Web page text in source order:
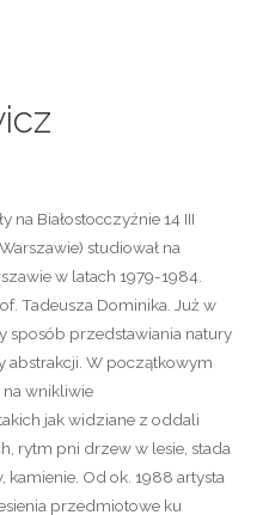
na Białostocczyźnie 14 III
studiował na
w latach 1979-1984.
Tadeusza Dominika. Już w
sposób przedstawiania natury
abstrakcji. W początkowym
na wnikliwie
jak widziane z oddali
rytm pni drzew w lesie, stada
Od ok. 1988 artysta
przedmiotowe ku